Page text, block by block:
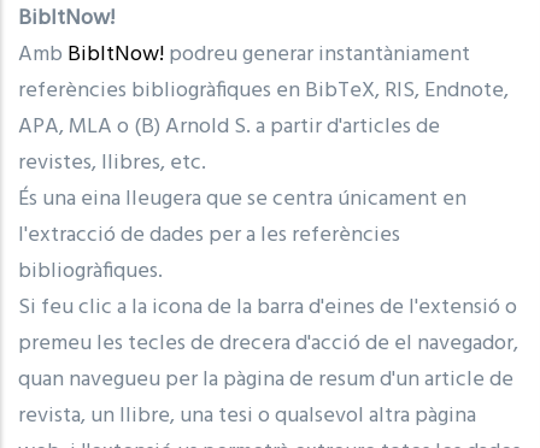
BibItNow!
Amb BibItNow!podreu generar instantàniament
referències bibliogràfiques en BibTeX, RIS, Endnote,
APA, MLA o (B) Arnold S. a partir d'articles de
revistes, llibres, etc.
És una eina lleugera que se centra únicament en
l'extracció de dades per a les referències
bibliogràfiques.
Si feu clic a la icona de la barra d'eines de l'extensió o
premeu les tecles de drecera d'acció de el navegador,
quan navegueu per la pàgina de resum d'un article de
revista, un llibre, una tesi o qualsevol altra pàgina